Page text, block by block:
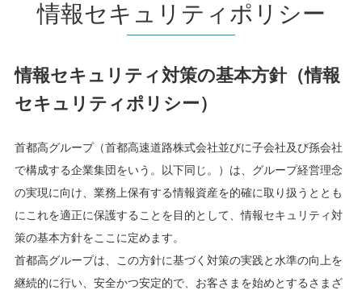
情報セキュリティポリシー
情報セキュリティ対策の基本方針（情報
セキュリティポリシー）
首都高グループ（首都高速道路株式会社並びに子会社及び孫会社
で構成する企業集団をいう。以下同じ。）は、グループ経営理念
の実現に向け、業務上保有する情報資産を的確に取り扱うととも
にこれを適正に保護することを目的として、情報セキュリティ対
策の基本方針をここに定めます。
首都高グループは、この方針に基づく対策の実践と水準の向上を
継続的に行い、安全かつ安定的で、お客さまを始めとするさまざ